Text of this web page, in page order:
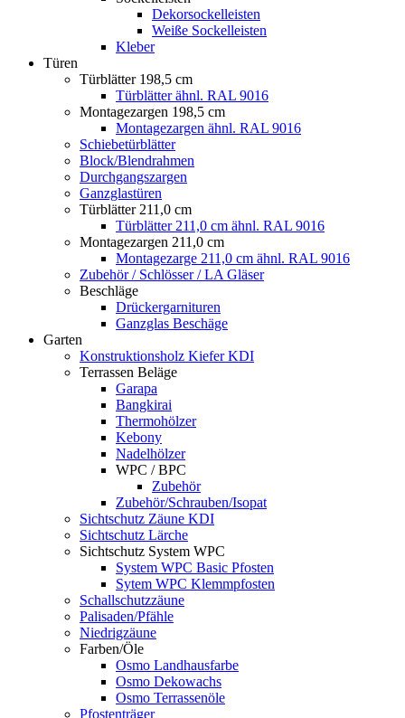
Dekorsockelleisten
Weiße Sockelleisten
Kleber
Türen
Türblätter 198,5 cm
Türblätter ähnl. RAL 9016
Montagezargen 198,5 cm
Montagezargen ähnl. RAL 9016
Schiebetürblätter
Block/Blendrahmen
Durchgangszargen
Ganzglastüren
Türblätter 211,0 cm
Türblätter 211,0 cm ähnl. RAL 9016
Montagezargen 211,0 cm
Montagezarge 211,0 cm ähnl. RAL 9016
Zubehör / Schlösser / LA Gläser
Beschläge
Drückergarnituren
Ganzglas Beschäge
Garten
Konstruktionsholz Kiefer KDI
Terrassen Beläge
Garapa
Bangkirai
Thermohölzer
Kebony
Nadelhölzer
WPC / BPC
Zubehör
Zubehör/Schrauben/Isopat
Sichtschutz Zäune KDI
Sichtschutz Lärche
Sichtschutz System WPC
System WPC Basic Pfosten
Sytem WPC Klemmpfosten
Schallschutzzäune
Palisaden/Pfähle
Niedrigzäune
Farben/Öle
Osmo Landhausfarbe
Osmo Dekowachs
Osmo Terrassenöle
Pfostenträger